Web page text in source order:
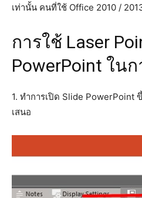
เท่านั้น คนที่ใช้ Office 2010 /
การใช้ Laser
PowerPoint ใน
1. ทำการเปิด Slide PowerPoint
เสนอ